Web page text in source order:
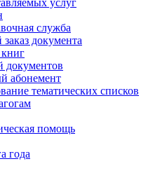
услуг
служба
документа
документов
абонемент
тематических списков
помощь
года